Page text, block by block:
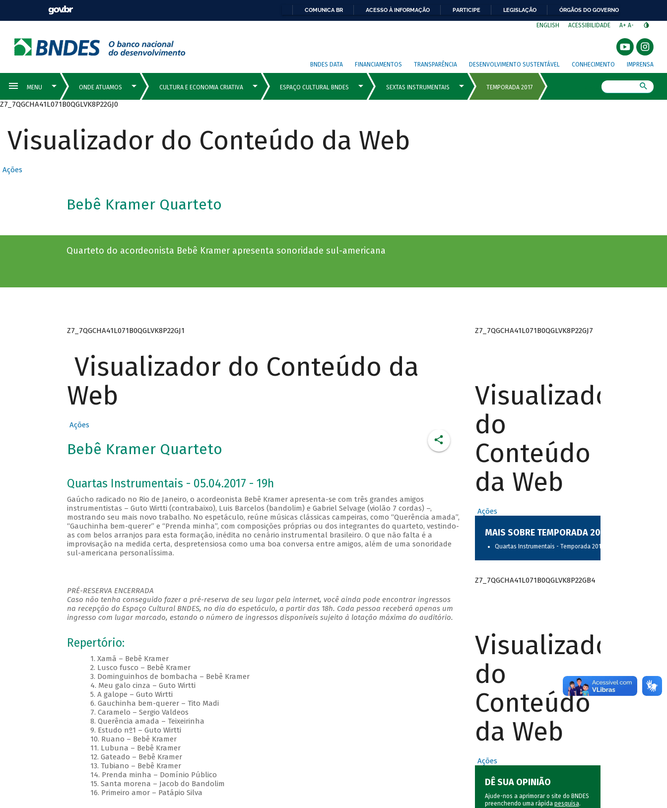
COMUNICA BR ACESSO À INFORMAÇÃO PARTICIPE LEGISLAÇÃO ÓRGÃOS DO GOVERNO
ENGLISH ACESSIBILIDADE A+ A-
BNDES DATA FINANCIAMENTOS TRANSPARÊNCIA DESENVOLVIMENTO SUSTENTÁVEL CONHECIMENTO IMPRENSA
Z7_7QGCHA41L071B0QGLVK8P22GJ0
Visualizador do Conteúdo da Web
Ações
Bebê Kramer Quarteto
Quarteto do acordeonista Bebê Kramer apresenta sonoridade sul-americana
Z7_7QGCHA41L071B0QGLVK8P22GJ1
Visualizador do Conteúdo da
Web
Ações
Bebê Kramer Quarteto
Quartas Instrumentais - 05.04.2017 - 19h
Gaúcho radicado no Rio de Janeiro, o acordeonista Bebê Kramer apresenta-se com três grandes amigos
instrumentistas – Guto Wirtti (contrabaixo), Luis Barcelos (bandolim) e Gabriel Selvage (violão 7 cordas) –,
mostrando seu mais novo trabalho. No espetáculo, reúne músicas clássicas campeiras, como “Querência amada”,
“Gauchinha bem-querer” e “Prenda minha”, com composições próprias ou dos integrantes do quarteto, vestindo-
as com belos arranjos para esta formação, inédita no cenário instrumental brasileiro. O que não falta é a
improvisação na medida certa, despretensiosa como uma boa conversa entre amigos, além de uma sonoridade
sul-americana personalíssima.
PRÉ-RESERVA ENCERRADA
Caso não tenha conseguido fazer a pré-reserva de seu lugar pela internet, você ainda pode encontrar ingressos
na recepção do Espaço Cultural BNDES, no dia do espetáculo, a partir das 18h. Cada pessoa receberá apenas um
ingresso com lugar marcado, estando o número de ingressos disponíveis sujeito à lotação máxima do auditório.
Repertório:
1. Xamã – Bebê Kramer
2. Lusco fusco – Bebê Kramer
3. Dominguinhos de bombacha – Bebê Kramer
4. Meu galo cinza – Guto Wirtti
5. A galope – Guto Wirtti
6. Gauchinha bem-querer – Tito Madi
7. Caramelo – Sergio Valdeos
8. Querência amada – Teixeirinha
9. Estudo nº1 – Guto Wirtti
10. Ruano – Bebê Kramer
11. Lubuna – Bebê Kramer
12. Gateado – Bebê Kramer
13. Tubiano – Bebê Kramer
14. Prenda minha – Domínio Público
15. Santa morena – Jacob do Bandolim
16. Primeiro amor – Patápio Silva
Z7_7QGCHA41L071B0QGLVK8P22GJ7
Visualizador
do
Conteúdo
da Web
Ações
MAIS SOBRE TEMPORADA 2017
Quartas Instrumentais - Temporada 2017
Z7_7QGCHA41L071B0QGLVK8P22GB4
Visualizador
do
Conteúdo
da Web
Ações
DÊ SUA OPINIÃO
Ajude-nos a aprimorar o site do BNDES
preenchendo uma rápida pesquisa.